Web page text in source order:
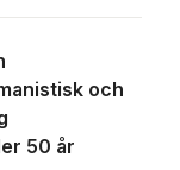
och
50 år